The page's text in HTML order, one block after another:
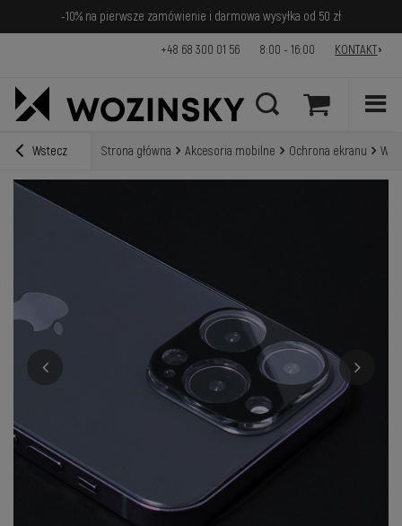
-10% na pierwsze zamówienie i darmowa wysyłka od 50 zł
+48 68 300 01 56 8:00 - 16:00 KONTAKT
Wstecz Strona główna Akcesoria mobilne Ochrona ekranu